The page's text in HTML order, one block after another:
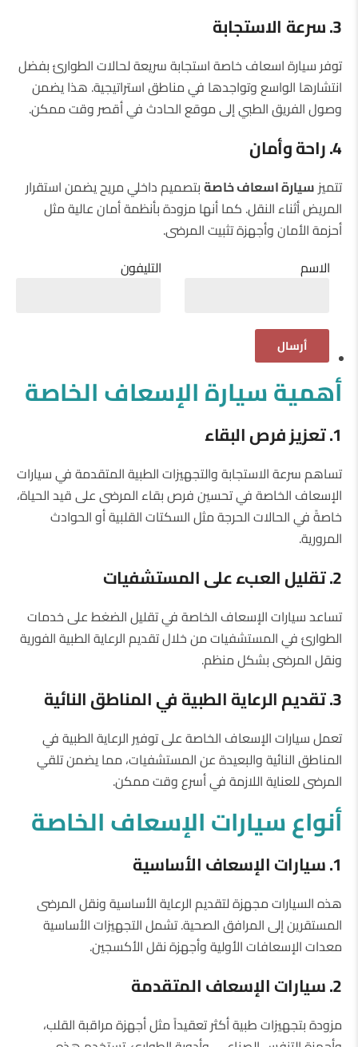
3. سرعة الاستجابة
توفر سيارة اسعاف خاصة استجابة سريعة لحالات الطوارئ بفضل
انتشارها الواسع وتواجدها في مناطق استراتيجية. هذا يضمن
وصول الفريق الطبي إلى موقع الحادث في أقصر وقت ممكن.
4. راحة وأمان
تتميز سيارة اسعاف خاصةبتصميم داخلي مريح يضمن استقرار
المريض أثناء النقل. كما أنها مزودة بأنظمة أمان عالية مثل
أحزمة الأمان وأجهزة تثبيت المرضى.
الاسم
التليفون
أهمية سيارة الإسعاف الخاصة
1. تعزيز فرص البقاء
تساهم سرعة الاستجابة والتجهيزات الطبية المتقدمة في سيارات
الإسعاف الخاصة في تحسين فرص بقاء المرضى على قيد الحياة،
خاصةً في الحالات الحرجة مثل السكتات القلبية أو الحوادث
المرورية.
2. تقليل العبء على المستشفيات
تساعد سيارات الإسعاف الخاصة في تقليل الضغط على خدمات
الطوارئ في المستشفيات من خلال تقديم الرعاية الطبية الفورية
ونقل المرضى بشكل منظم.
3. تقديم الرعاية الطبية في المناطق النائية
تعمل سيارات الإسعاف الخاصة على توفير الرعاية الطبية في
المناطق النائية والبعيدة عن المستشفيات، مما يضمن تلقي
المرضى للعناية اللازمة في أسرع وقت ممكن.
أنواع سيارات الإسعاف الخاصة
1. سيارات الإسعاف الأساسية
هذه السيارات مجهزة لتقديم الرعاية الأساسية ونقل المرضى
المستقرين إلى المرافق الصحية. تشمل التجهيزات الأساسية
معدات الإسعافات الأولية وأجهزة نقل الأكسجين.
2. سيارات الإسعاف المتقدمة
مزودة بتجهيزات طبية أكثر تعقيداً مثل أجهزة مراقبة القلب،